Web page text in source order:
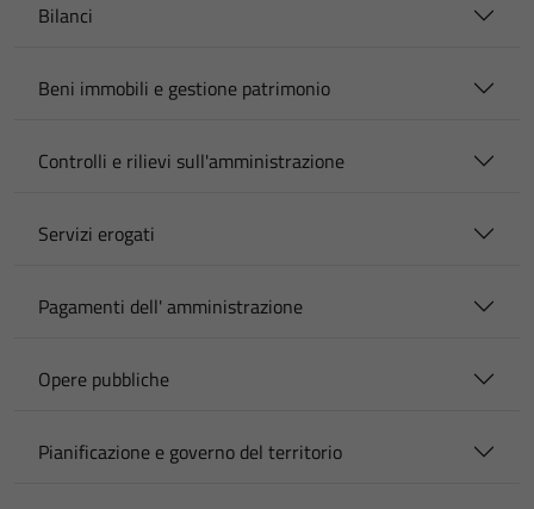
Bilanci
Beni immobili e gestione patrimonio
Controlli e rilievi sull'amministrazione
Servizi erogati
Pagamenti dell' amministrazione
Opere pubbliche
Pianificazione e governo del territorio